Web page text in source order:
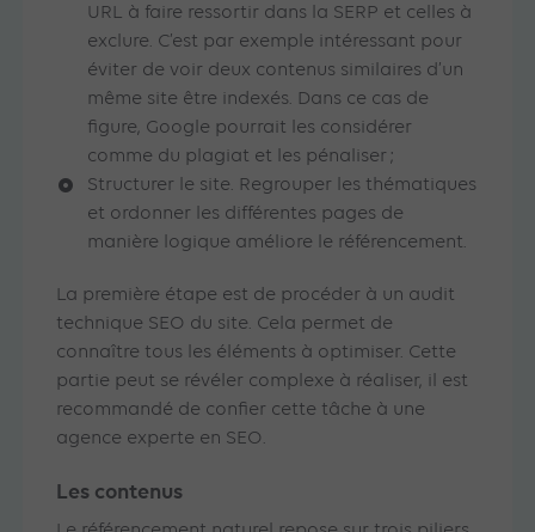
URL à faire ressortir dans la SERP et celles à
exclure. C’est par exemple intéressant pour
éviter de voir deux contenus similaires d’un
même site être indexés. Dans ce cas de
figure, Google pourrait les considérer
comme du plagiat et les pénaliser ;
Structurer le site. Regrouper les thématiques
et ordonner les différentes pages de
manière logique améliore le référencement.
La première étape est de procéder à un audit
technique SEO du site. Cela permet de
connaître tous les éléments à optimiser. Cette
partie peut se révéler complexe à réaliser, il est
recommandé de confier cette tâche à une
agence experte en SEO.
Les contenus